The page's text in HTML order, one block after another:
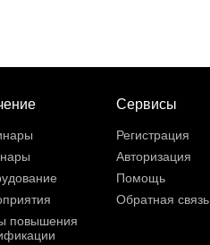
повышения
Сервисы
Регистрация
Авторизация
Помощь
Обратная связь